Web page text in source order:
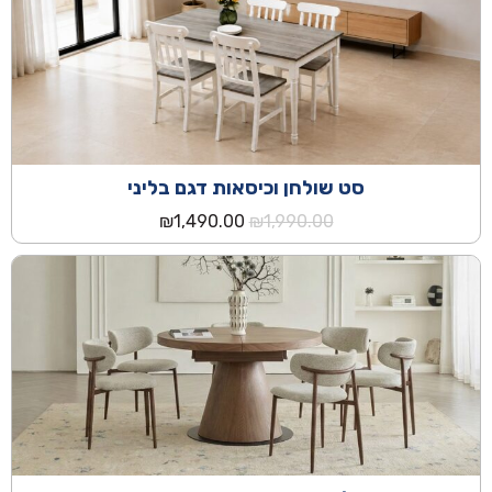
סט שולחן וכיסאות דגם בליני
₪1,990.00
המחיר
המקורי
היה:
₪1,990.00.
₪1,490.00
הנוכחי
הוא: